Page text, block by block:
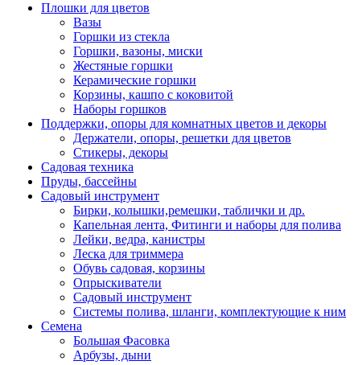
Плошки для цветов
Вазы
Горшки из стекла
Горшки, вазоны, миски
Жестяные горшки
Керамические горшки
Корзины, кашпо с коковитой
Наборы горшков
Поддержки, опоры для комнатных цветов и декоры
Держатели, опоры, решетки для цветов
Стикеры, декоры
Садовая техника
Пруды, бассейны
Садовый инструмент
Бирки, колышки,ремешки, таблички и др.
Капельная лента, Фитинги и наборы для полива
Лейки, ведра, канистры
Леска для триммера
Обувь садовая, корзины
Опрыскиватели
Садовый инструмент
Системы полива, шланги, комплектующие к ним
Семена
Большая Фасовка
Арбузы, дыни